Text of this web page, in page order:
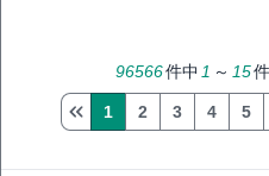
96566件中1 ～ 15
1 2 3 4 5